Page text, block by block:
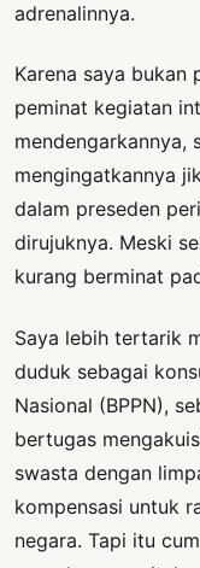
adrenalinnya.
Karena saya bukan
peminat kegiatan
mendengarkannya,
mengingatkannya
dalam preseden
dirujuknya. Meski
kurang berminat
Saya lebih tertarik
duduk sebagai
Nasional (BPPN),
bertugas
swasta dengan
kompensasi untuk
negara. Tapi itu